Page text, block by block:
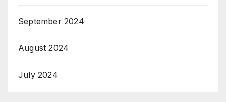
September 2024
August 2024
July 2024